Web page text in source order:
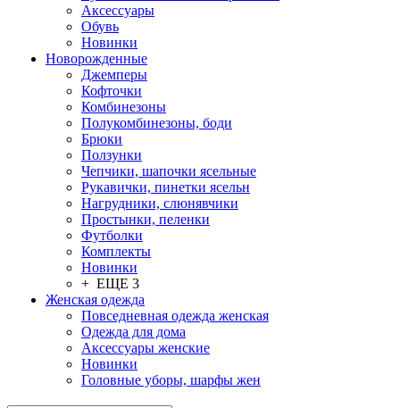
Аксессуары
Обувь
Новинки
Новорожденные
Джемперы
Кофточки
Комбинезоны
Полукомбинезоны, боди
Брюки
Ползунки
Чепчики, шапочки ясельные
Рукавички, пинетки ясельн
Нагрудники, слюнявчики
Простынки, пеленки
Футболки
Комплекты
Новинки
+ ЕЩЕ 3
Женская одежда
Повседневная одежда женская
Одежда для дома
Аксессуары женские
Новинки
Головные уборы, шарфы жен